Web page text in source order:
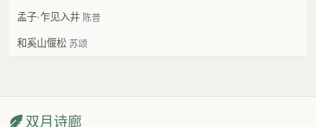
孟子·乍见入井 陈普
和奚山偃松 苏颂
双月诗廊